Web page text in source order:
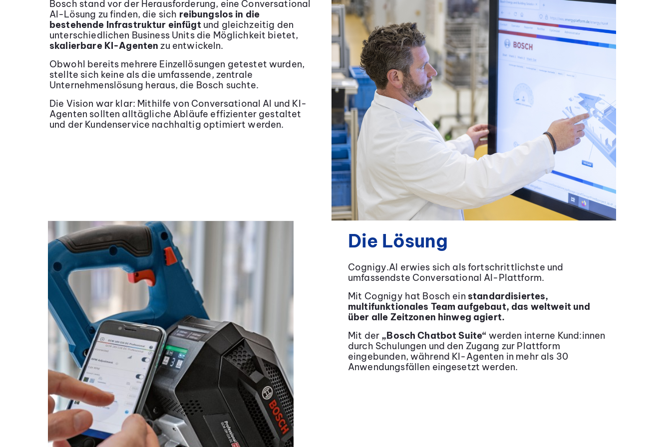
Bosch stand vor der Herausforderung, eine Conversational
AI-Lösung zu finden, die sich reibungslos in die
bestehende Infrastruktur einfügtund gleichzeitig den
unterschiedlichen Business Units die Möglichkeit bietet,
skalierbare KI-Agenten zu entwickeln.
Obwohl bereits mehrere Einzellösungen getestet wurden,
stellte sich keine als die umfassende, zentrale
Unternehmenslösung heraus, die Bosch suchte.
Die Vision war klar: Mithilfe von Conversational AI und KI-
Agenten sollten alltägliche Abläufe effizienter gestaltet
und der Kundenservice nachhaltig optimiert werden.
Die Lösung
Cognigy.AI erwies sich als fortschrittlichste und
umfassendste Conversational AI-Plattform.
Mit Cognigy hat Bosch ein standardisiertes,
multifunktionales Team aufgebaut, das weltweit und
über alle Zeitzonen hinweg agiert.
Mit der „Bosch Chatbot Suite“ werden interne Kund:innen
durch Schulungen und den Zugang zur Plattform
eingebunden, während KI-Agenten in mehr als 30
Anwendungsfällen eingesetzt werden.